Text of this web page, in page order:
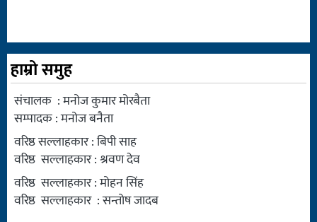
हाम्रो समुह
संचालक : मनोज कुमार मोरबैता
सम्पादक : मनोज बनैता
वरिष्ठ सल्लाहकार : बिपी साह
वरिष्ठ सल्लाहकार : श्रवण देव
वरिष्ठ सल्लाहकार : मोहन सिंह
वरिष्ठ सल्लाहकार : सन्तोष जादब